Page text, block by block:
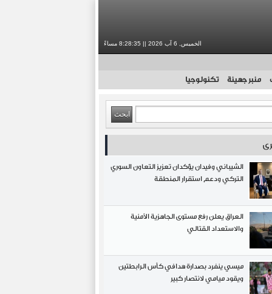
الخميس, 6 آب 2026 || 8:28:36 مساءً
منبر جهينة تكنولوجيا
الشيباني وفيدان يؤكدان تعزيز التعاون السوري
التركي ودعم استقرار المنطقة
العراق يعلن رفع مستوى الجاهزية الأمنية
والاستعداد القتالي
ميسي ينفرد بصدارة هدافي كأس الرابطتين
ويقود ميامي لانتصار كبير